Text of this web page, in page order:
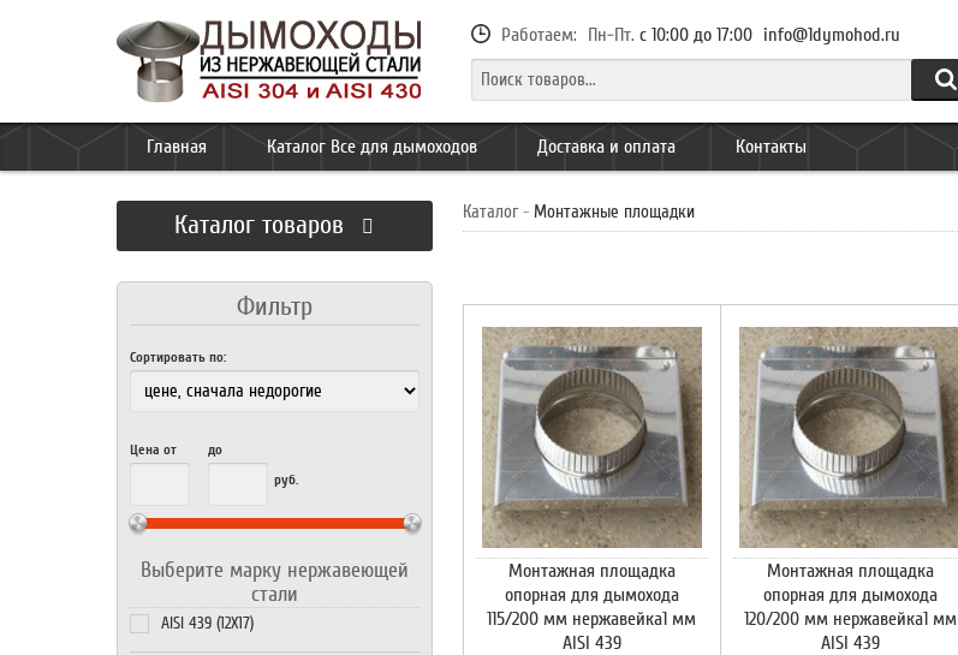
Работаем: Пн-Пт. с 10:00 до 17:00 info@1dymohod.ru
Главная Каталог Все для дымоходов Доставка и оплата Контакты
Каталог товаров
Сортировать по:
Цена от
до
руб.
Выберите марку нержавеющей
стали
AISI 439 (12Х17)
Каталог - Монтажные площадки
Монтажная площадка
опорная для дымохода
115/200 мм нержавейка1 мм
AISI 439
Монтажная площадка
опорная для дымохода
120/200 мм нержавейка1 мм
AISI 439